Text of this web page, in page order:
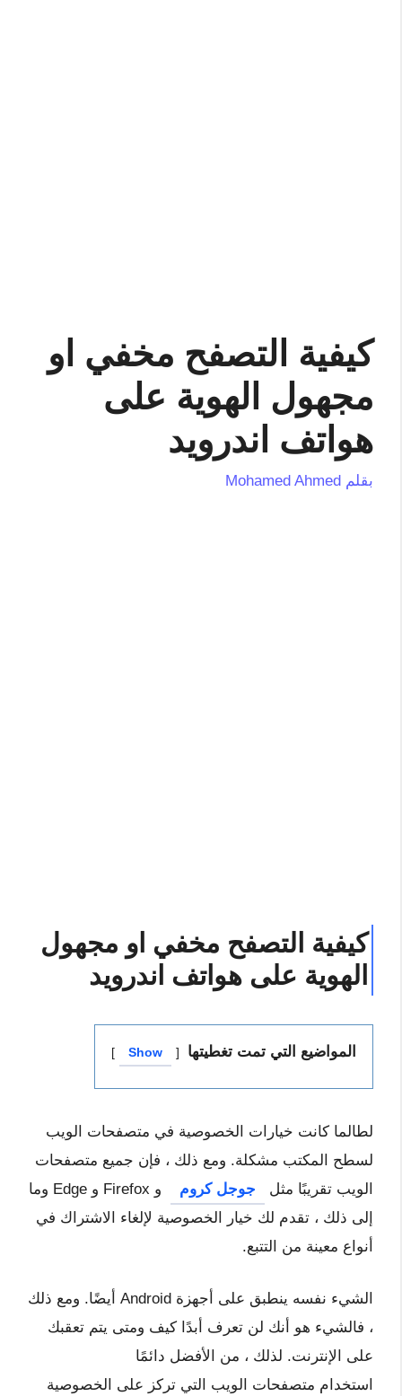
كيفية التصفح مخفي او
مجهول الهوية على
هواتف اندرويد
بقلم Mohamed Ahmed
كيفية التصفح مخفي او مجهول
الهوية على هواتف اندرويد
المواضيع التي تمت تغطيتها Show
لطالما كانت خيارات الخصوصية في متصفحات الويب
لسطح المكتب مشكلة. ومع ذلك ، فإن جميع متصفحات
الويب تقريبًا مثل
جوجل كروم
و Firefox و Edge وما
إلى ذلك ، تقدم لك خيار الخصوصية لإلغاء الاشتراك في
أنواع معينة من التتبع.
الشيء نفسه ينطبق على أجهزة Android أيضًا. ومع ذلك
، فالشيء هو أنك لن تعرف أبدًا كيف ومتى يتم تعقبك
على الإنترنت. لذلك ، من الأفضل دائمًا
استخدام متصفحات الويب التي تركز على الخصوصية